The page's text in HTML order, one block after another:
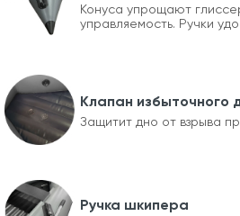
Конуса упрощают
управляемость. Ручки
Клапан избыточного
Защитит дно от взрыва
Ручка шкипера